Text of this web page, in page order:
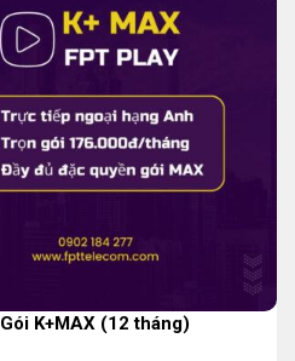
Gói K+MAX (12 tháng)